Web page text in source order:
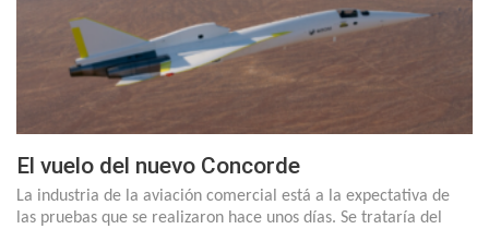
El vuelo del nuevo Concorde
La industria de la aviación comercial está a la expectativa de
las pruebas que se realizaron hace unos días. Se trataría del